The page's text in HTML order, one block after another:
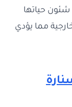
شئون حياتها
مما يؤدي